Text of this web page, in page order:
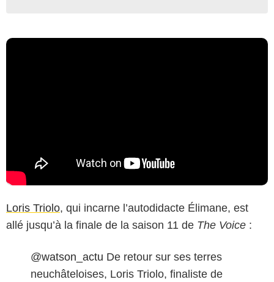
Loris Triolo, qui incarne l’autodidacte Élimane, est
allé jusqu’à la finale de la saison 11 de The Voice :
@watson_actu De retour sur ses terres
neuchâteloises, Loris Triolo, finaliste de